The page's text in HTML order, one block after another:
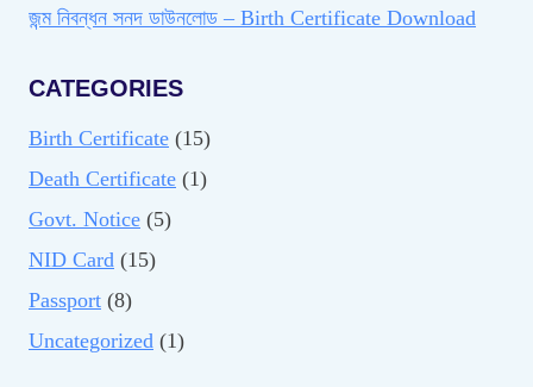
জন্ম নিবন্ধন সনদ ডাউনলোড – Birth Certificate Download
CATEGORIES
Birth Certificate (15)
Death Certificate (1)
Govt. Notice (5)
NID Card (15)
Passport (8)
Uncategorized (1)